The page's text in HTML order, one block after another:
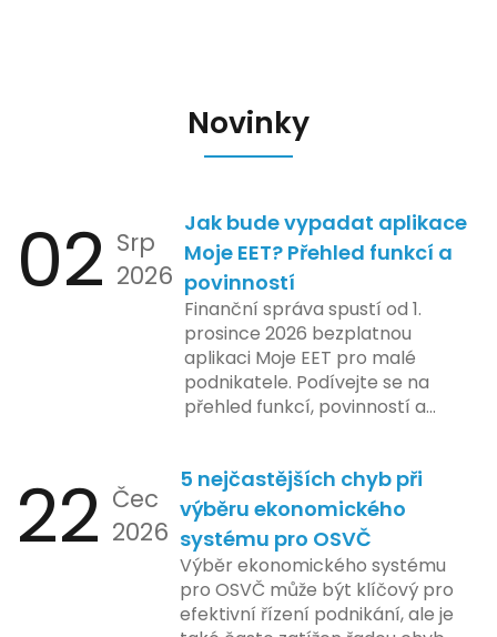
Novinky
02 Srp
2026
Jak bude vypadat aplikace
Moje EET? Přehled funkcí a
povinností
Finanční správa spustí od 1.
prosince 2026 bezplatnou
aplikaci Moje EET pro malé
podnikatele. Podívejte se na
přehled funkcí, povinností a
22 Čec
2026
5 nejčastějších chyb při
výběru ekonomického
systému pro OSVČ
Výběr ekonomického systému
pro OSVČ může být klíčový pro
efektivní řízení podnikání, ale je